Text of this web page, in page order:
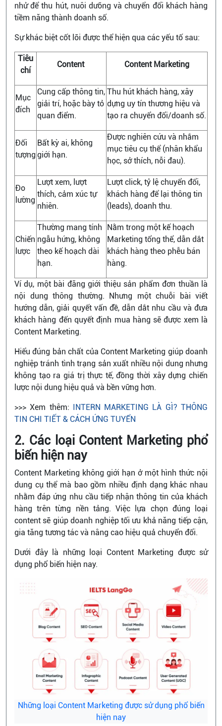
nhử để thu hút, nuôi dưỡng và chuyển đổi khách hàng
tiềm năng thành doanh số.
Sự khác biệt cốt lõi được thể hiện qua các yếu tố sau:
Tiêu
chí
Content Content Marketing
Mục
đích
Cung cấp thông tin,
giải trí, hoặc bày tỏ
quan điểm.
Thu hút khách hàng, xây
dựng uy tín thương hiệu và
tạo ra chuyển đổi/doanh số.
Đối
tượng
Bất kỳ ai, không
giới hạn.
Được nghiên cứu và nhắm
mục tiêu cụ thể (nhân khẩu
học, sở thích, nỗi đau).
Đo
lường
Lượt xem, lượt
thích, cảm xúc tự
nhiên.
Lượt click, tỷ lệ chuyển đổi,
khách hàng để lại thông tin
(leads), doanh thu.
Chiến
lược
Thường mang tính
ngẫu hứng, không
theo kế hoạch dài
hạn.
Nằm trong một kế hoạch
Marketing tổng thể, dẫn dắt
khách hàng theo phễu bán
hàng.
Ví dụ, một bài đăng giới thiệu sản phẩm đơn thuần là
nội dung thông thường. Nhưng một chuỗi bài viết
hướng dẫn, giải quyết vấn đề, dẫn dắt nhu cầu và đưa
khách hàng đến quyết định mua hàng sẽ được xem là
Content Marketing.
Hiểu đúng bản chất của Content Marketing giúp doanh
nghiệp tránh tình trạng sản xuất nhiều nội dung nhưng
không tạo ra giá trị thực tế, đồng thời xây dựng chiến
lược nội dung hiệu quả và bền vững hơn.
>>> Xem thêm: INTERN MARKETING LÀ GÌ? THÔNG
TIN CHI TIẾT & CÁCH ỨNG TUYỂN
2. Các loại Content Marketing phổ
biến hiện nay
Content Marketing không giới hạn ở một hình thức nội
dung cụ thể mà bao gồm nhiều định dạng khác nhau
nhằm đáp ứng nhu cầu tiếp nhận thông tin của khách
hàng trên từng nền tảng. Việc lựa chọn đúng loại
content sẽ giúp doanh nghiệp tối ưu khả năng tiếp cận,
gia tăng tương tác và nâng cao hiệu quả chuyển đổi.
Dưới đây là những loại Content Marketing được sử
dụng phổ biến hiện nay.
Những loại Content Marketing được sử dụng phổ biến
hiện nay